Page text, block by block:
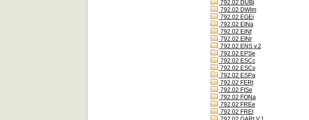
792.02 DUBi
792.02 DWIm
792.02 EGEi
792.02 EINa
792.02 EINf
792.02 EINr
792.02 ENS v.2
792.02 EPSe
792.02 ESCc
792.02 ESCv
792.02 ESPa
792.02 FERt
792.02 FISe
792.02 FONa
792.02 FREe
792.02 FREt